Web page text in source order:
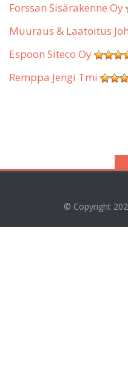
Forssan Sisärakenne Oy
Muuraus & Laatoitus
Espoon Siteco Oy
Remppa Jengi Tmi
© Copyright